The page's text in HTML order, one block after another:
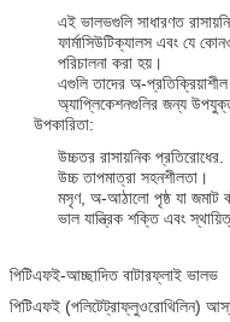
এই ভালভগুলি সাধারণত
ফার্মাসিউটিক্যালস এবং যে
পরিচালনা করা হয়।
এগুলি তাদের অ-প্রতিক্রিয়াশীল
অ্যাপ্লিকেশনগুলির জন্য
উপকারিতা:
উচ্চতর রাসায়নিক প্রতিরোধের.
উচ্চ তাপমাত্রা সহনশীলতা।
মসৃণ, অ-আঠালো পৃষ্ঠ যা জমাট
ভাল যান্ত্রিক শক্তি এবং
পিটিএফই-আচ্ছাদিত বাটারফ্লাই ভালভ
পিটিএফই (পলিটেট্রাফ্লুওরোথিলিন)